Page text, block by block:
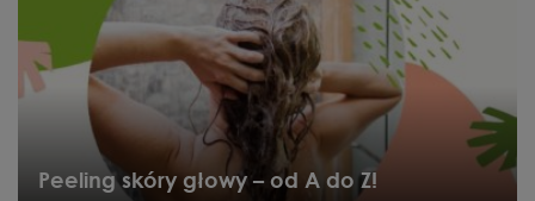
Peeling skóry głowy – od A do Z!